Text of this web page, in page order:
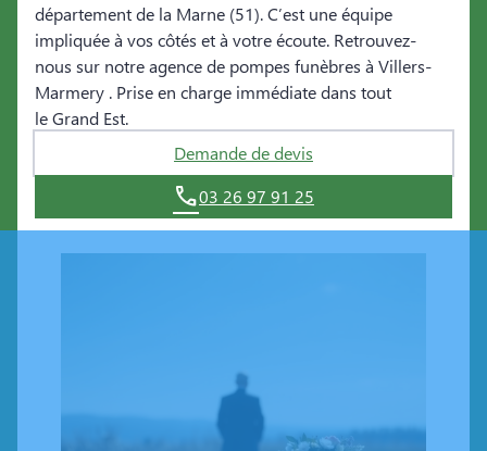
département de la Marne (51). C’est une équipe
impliquée à vos côtés et à votre écoute. Retrouvez-
nous sur notre agence de pompes funèbres à Villers-
Marmery . Prise en charge immédiate dans tout
le Grand Est.
Demande de devis
03 26 97 91 25